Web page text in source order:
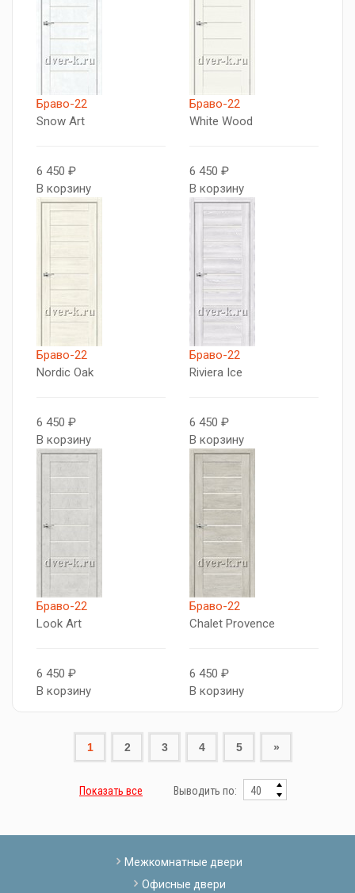
Браво-22
Snow Art
6 450 ₽
В корзину
Браво-22
White Wood
6 450 ₽
В корзину
Браво-22
Nordic Oak
6 450 ₽
В корзину
Браво-22
Riviera Ice
6 450 ₽
В корзину
Браво-22
Look Art
6 450 ₽
В корзину
Браво-22
Chalet Provence
6 450 ₽
В корзину
1 2 3 4 5 »
Показать все Выводить по:
Межкомнатные двери
Офисные двери